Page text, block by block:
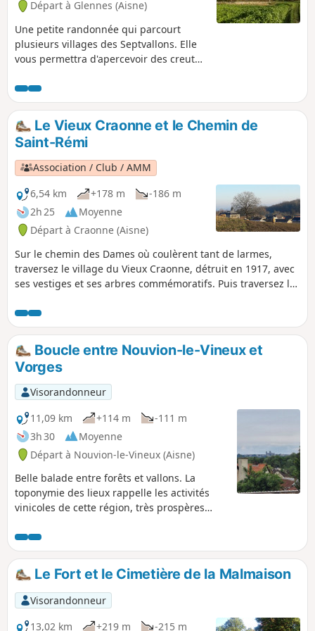
Départ à Glennes (Aisne)
Une petite randonnée qui parcourt
plusieurs villages des Septvallons. Elle
vous permettra d'apercevoir des creutes
les soldats pendant la guerre 14-18) et
pas moins de quatre églises ou
chapelles typiques dans des paysages
variés.Le Vieux Craonne et le Chemin de
Saint-Rémi
Association / Club / AMM
6,54 km
+178 m
-186 m
2h 25
Moyenne
Départ à Craonne (Aisne)
Sur le chemin des Dames où coulèrent tant de larmes,
traversez le village du Vieux Craonne, détruit en 1917, avec
ses vestiges et ses arbres commémoratifs. Puis traversez les
abords de Craonnelle... pour vous imprégner de
l'atmosphère de ces lieux porteurs de l'histoire de la Grande
Guerre.Boucle entre Nouvion-le-Vineux et
Vorges
Visorandonneur
11,09 km
+114 m
-111 m
3h 30
Moyenne
Départ à Nouvion-le-Vineux (Aisne)
Belle balade entre forêts et vallons. La
toponymie des lieux rappelle les activités
vinicoles de cette région, très prospères
presque disparues. Toutefois, ce sera
l'occasion d'admirer au détour de quelques
rues un vendangeoir, un lavoir ou encore
une remarquable église, dans chacun des
villages traversés.
Le Fort et le Cimetière de la Malmaison
Visorandonneur
13,02 km
+219 m -215 m